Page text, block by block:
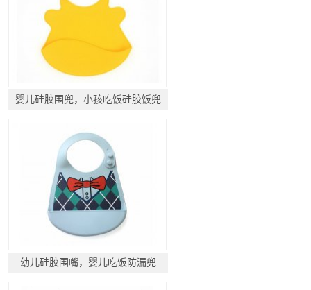
婴儿硅胶围兜，小孩吃饭硅胶饭兜
幼儿硅胶围嘴，婴儿吃饭防漏兜